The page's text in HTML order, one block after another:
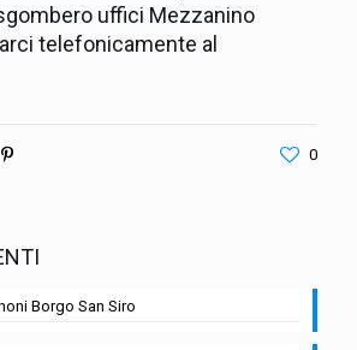
uffici Mezzanino
telefonicamente al
0
Borgo San Siro